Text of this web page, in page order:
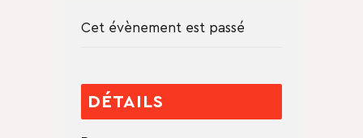
Cet évènement est passé
DÉTAILS